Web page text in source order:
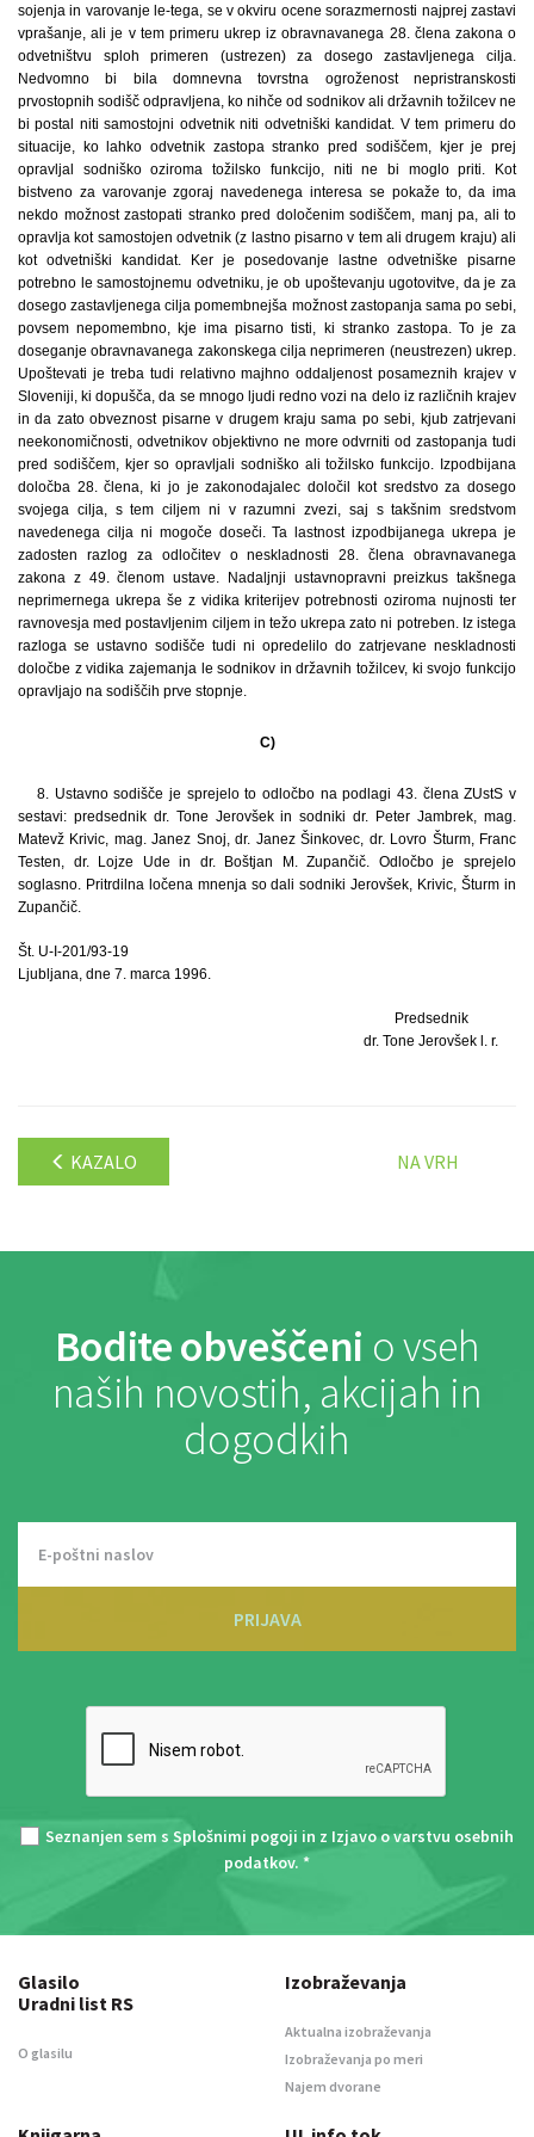
sojenja in varovanje le-tega, se v okviru ocene sorazmernosti najprej zastavi
vprašanje, ali je v tem primeru ukrep iz obravnavanega 28. člena zakona o
odvetništvu sploh primeren (ustrezen) za dosego zastavljenega cilja.
Nedvomno bi bila domnevna tovrstna ogroženost nepristranskosti
prvostopnih sodišč odpravljena, ko nihče od sodnikov ali državnih tožilcev ne
bi postal niti samostojni odvetnik niti odvetniški kandidat. V tem primeru do
situacije, ko lahko odvetnik zastopa stranko pred sodiščem, kjer je prej
opravljal sodniško oziroma tožilsko funkcijo, niti ne bi moglo priti. Kot
bistveno za varovanje zgoraj navedenega interesa se pokaže to, da ima
nekdo možnost zastopati stranko pred določenim sodiščem, manj pa, ali to
opravlja kot samostojen odvetnik (z lastno pisarno v tem ali drugem kraju) ali
kot odvetniški kandidat. Ker je posedovanje lastne odvetniške pisarne
potrebno le samostojnemu odvetniku, je ob upoštevanju ugotovitve, da je za
dosego zastavljenega cilja pomembnejša možnost zastopanja sama po sebi,
povsem nepomembno, kje ima pisarno tisti, ki stranko zastopa. To je za
doseganje obravnavanega zakonskega cilja neprimeren (neustrezen) ukrep.
Upoštevati je treba tudi relativno majhno oddaljenost posameznih krajev v
Sloveniji, ki dopušča, da se mnogo ljudi redno vozi na delo iz različnih krajev
in da zato obveznost pisarne v drugem kraju sama po sebi, kjub zatrjevani
neekonomičnosti, odvetnikov objektivno ne more odvrniti od zastopanja tudi
pred sodiščem, kjer so opravljali sodniško ali tožilsko funkcijo. Izpodbijana
določba 28. člena, ki jo je zakonodajalec določil kot sredstvo za dosego
svojega cilja, s tem ciljem ni v razumni zvezi, saj s takšnim sredstvom
navedenega cilja ni mogoče doseči. Ta lastnost izpodbijanega ukrepa je
zadosten razlog za odločitev o neskladnosti 28. člena obravnavanega
zakona z 49. členom ustave. Nadaljnji ustavnopravni preizkus takšnega
neprimernega ukrepa še z vidika kriterijev potrebnosti oziroma nujnosti ter
ravnovesja med postavljenim ciljem in težo ukrepa zato ni potreben. Iz istega
razloga se ustavno sodišče tudi ni opredelilo do zatrjevane neskladnosti
določbe z vidika zajemanja le sodnikov in državnih tožilcev, ki svojo funkcijo
opravljajo na sodiščih prve stopnje.
C)
8. Ustavno sodišče je sprejelo to odločbo na podlagi 43. člena ZUstS v
sestavi: predsednik dr. Tone Jerovšek in sodniki dr. Peter Jambrek, mag.
Matevž Krivic, mag. Janez Snoj, dr. Janez Šinkovec, dr. Lovro Šturm, Franc
Testen, dr. Lojze Ude in dr. Boštjan M. Zupančič. Odločbo je sprejelo
soglasno. Pritrdilna ločena mnenja so dali sodniki Jerovšek, Krivic, Šturm in
Zupančič.
Št. U-I-201/93-19
Ljubljana, dne 7. marca 1996.
Predsednik
dr. Tone Jerovšek l. r.
KAZALO NA VRH
Bodite obveščeni o vseh
naših novostih, akcijah in
dogodkih
PRIJAVA
Seznanjen sem s Splošnimi pogoji in z Izjavo o varstvu osebnih
podatkov. *
Glasilo
Uradni list RS
O glasilu
Izobraževanja
Aktualna izobraževanja
Izobraževanja po meri
Najem dvorane